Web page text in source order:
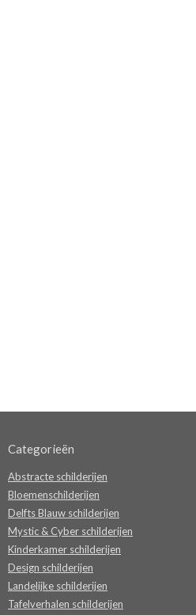
Categorieën
Abstracte schilderijen
Bloemenschilderijen
Delfts Blauw schilderijen
Mystic & Cyber schilderijen
Kinderkamer schilderijen
Design schilderijen
Landelijke schilderijen
Tafelverhalen schilderijen